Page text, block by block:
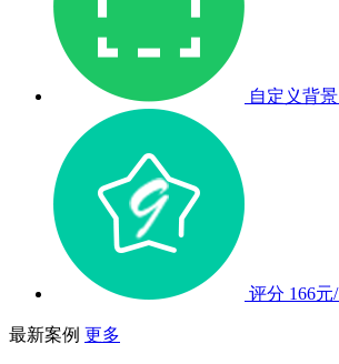
自定义背景
评分 166元/
最新案例 更多